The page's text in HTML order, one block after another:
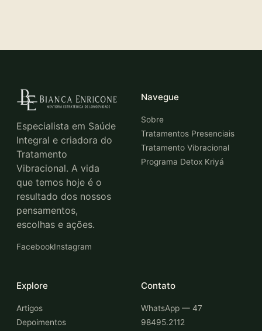
Especialista em Saúde
Integral e criadora do
Tratamento
Vibracional. A vida
que temos hoje é o
resultado dos nossos
pensamentos,
escolhas e ações.
FacebookInstagram
Navegue
Sobre
Tratamentos Presenciais
Tratamento Vibracional
Programa Detox Kriyá
Explore
Artigos
Depoimentos
Contato
WhatsApp — 47
98495.2112